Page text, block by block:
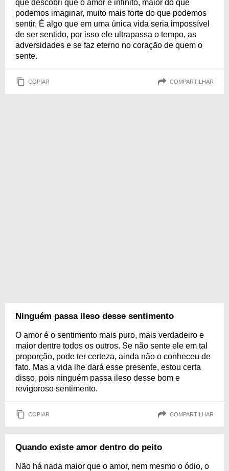
que descobri que o amor é infinito, maior do que
podemos imaginar, muito mais forte do que podemos
sentir. É algo que em uma única vida seria impossível
de ser sentido, por isso ele ultrapassa o tempo, as
adversidades e se faz eterno no coração de quem o
sente.
COPIAR COMPARTILHAR
Ninguém passa ileso desse sentimento
O amor é o sentimento mais puro, mais verdadeiro e
maior dentre todos os outros. Se não sente ele em tal
proporção, pode ter certeza, ainda não o conheceu de
fato. Mas a vida lhe dará esse presente, estou certa
disso, pois ninguém passa ileso desse bom e
revigoroso sentimento.
COPIAR COMPARTILHAR
Quando existe amor dentro do peito
Não há nada maior que o amor, nem mesmo o ódio, o